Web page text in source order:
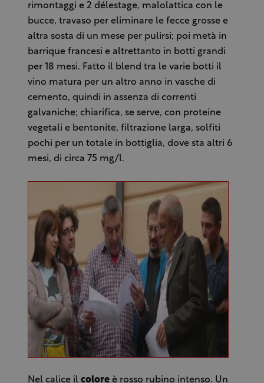
rimontaggi e 2 délestage, malolattica con le
bucce, travaso per eliminare le fecce grosse e
altra sosta di un mese per pulirsi; poi metà in
barrique francesi e altrettanto in botti grandi
per 18 mesi. Fatto il blend tra le varie botti il
vino matura per un altro anno in vasche di
cemento, quindi in assenza di correnti
galvaniche; chiarifica, se serve, con proteine
vegetali e bentonite, filtrazione larga, solfiti
pochi per un totale in bottiglia, dove sta altri 6
mesi, di circa 75 mg/l.
Nel calice il coloreè rosso rubino intenso. Un